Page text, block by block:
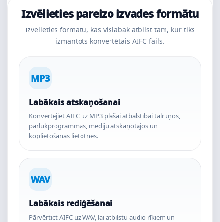
Izvēlieties pareizo izvades formātu
Izvēlieties formātu, kas vislabāk atbilst tam, kur tiks
izmantots konvertētais AIFC fails.
MP3
Labākais atskaņošanai
Konvertējiet AIFC uz MP3 plašai atbalstībai tālruņos,
pārlūkprogrammās, mediju atskaņotājos un
koplietošanas lietotnēs.
WAV
Labākais rediģēšanai
Pārvērtiet AIFC uz WAV, lai atbilstu audio rīkiem un